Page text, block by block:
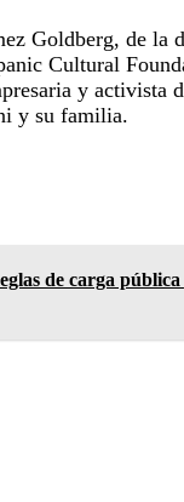
Goldberg, de la
Cultural
y activista
y su familia.
de carga